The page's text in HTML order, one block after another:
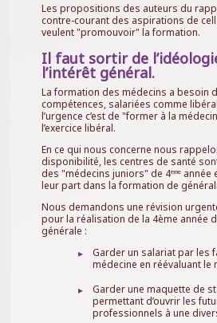
Les propositions des auteurs du
contre-courant des aspirations de
veulent "promouvoir" la formation.
Il faut sortir de
l’intérêt général.
La formation des médecins a besoin
compétences, salariées comme
l’urgence c’est de "former à la
l’exercice libéral.
En ce qui nous concerne nous
disponibilité, les centres de santé
des "médecins juniors" de 4ème année
leur part dans la formation de
Nous demandons une révision
pour la réalisation de la 4ème année
générale :
Garder un salariat par les
médecine en réévaluant le
Garder une maquette de
permettant d’ouvrir les
professionnels à une